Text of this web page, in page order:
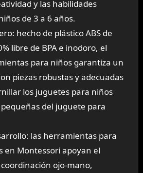
y las habilidades
de 3 a 6 años.
hecho de plástico ABS de
libre de BPA e inodoro, el
para niños garantiza un
piezas robustas y adecuadas
los juguetes para niños
del juguete para
las herramientas para
en Montessori apoyan el
ojo-mano,